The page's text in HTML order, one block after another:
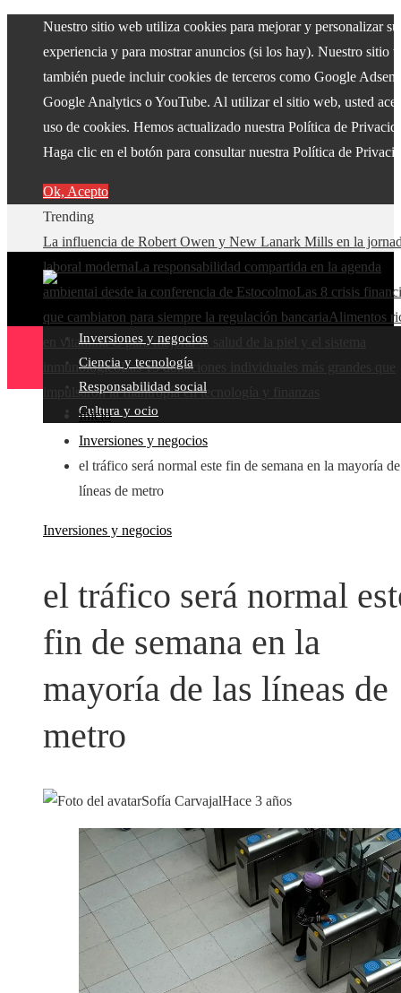
Nuestro sitio web utiliza cookies para mejorar y personalizar su
experiencia y para mostrar anuncios (si los hay). Nuestro sitio
también puede incluir cookies de terceros como Google
Google Analytics o YouTube. Al utilizar el sitio web, usted
uso de cookies. Hemos actualizado nuestra Política de
Haga clic en el botón para consultar nuestra Política de
Ok, Acepto
Trending
La influencia de Robert Owen y New Lanark Mills en la
laboral modernaLa responsabilidad compartida en la agenda
ambiental desde la conferencia de EstocolmoLas 8 crisis
que cambiaron para siempre la regulación bancariaAlimentos
en vitamina C para mejorar la salud de la piel y el sistema
inmunológicoLas 15 donaciones individuales más grandes que
impulsaron la filantropía en tecnología y finanzas
Inversiones y negocios
Ciencia y tecnología
Responsabilidad social
Cultura y ocio
Inicio
Inversiones y negocios
el tráfico será normal este fin de semana en la mayoría
líneas de metro
Inversiones y negocios
el tráfico será normal
fin de semana en la
mayoría de las líneas de
metro
Sofía CarvajalHace 3 años